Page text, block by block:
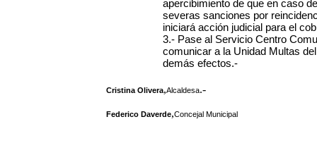
apercibimiento de que en caso
severas sanciones por
iniciará acción judicial para el
3.- Pase al Servicio Centro
comunicar a la Unidad Multas
demás efectos.-
Cristina Olivera,Alcaldesa.-
Federico Daverde,Concejal Municipal